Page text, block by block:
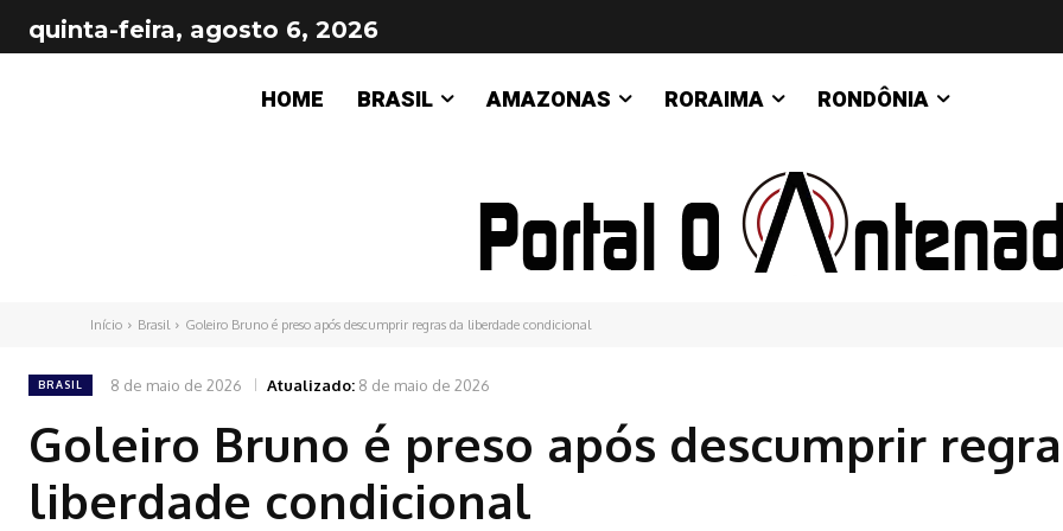
quinta-feira, agosto 6, 2026
HOME BRASIL AMAZONAS RORAIMA RONDÔNIA
Início Brasil Goleiro Bruno é preso após descumprir regras da liberdade condicional
BRASIL 8 de maio de 2026 Atualizado: 8 de maio de 2026
Goleiro Bruno é preso após descumprir
liberdade condicional